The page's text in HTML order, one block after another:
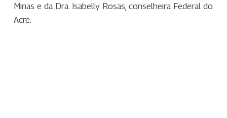
Minas e da Dra. Isabelly Rosas, conselheira Federal do
Acre.